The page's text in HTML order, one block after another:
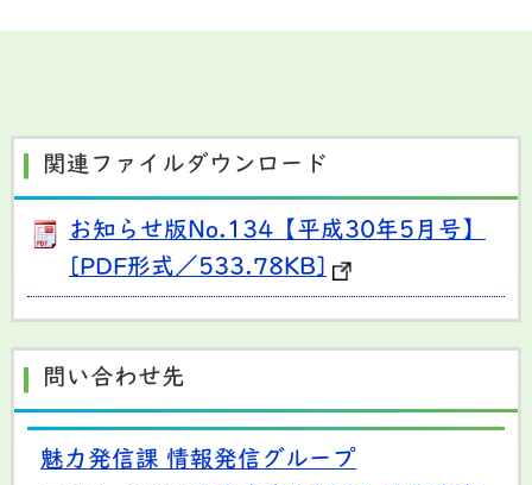
関連ファイルダウンロード
お知らせ版No.134【平成30年5月号】
[PDF形式／533.78KB]
問い合わせ先
魅力発信課 情報発信グループ